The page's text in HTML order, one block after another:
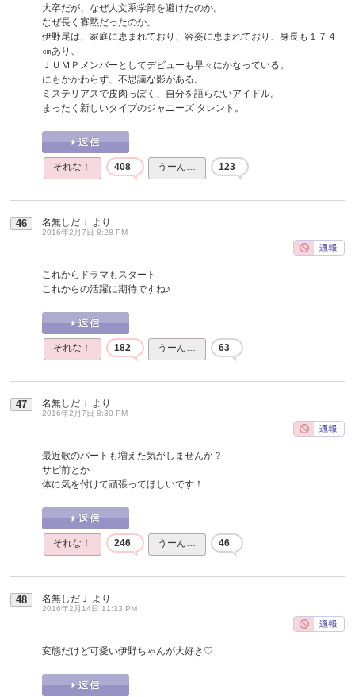
大卒だが、なぜ人文系学部を避けたのか。
なぜ長く寡黙だったのか。
伊野尾は、家庭に恵まれており、容姿に恵まれており、身長も１７４
㎝あり、
ＪＵＭＰメンバーとしてデビューも早々にかなっている。
にもかかわらず、不思議な影がある。
ミステリアスで皮肉っぽく、自分を語らないアイドル。
まったく新しいタイプのジャニーズ タレント。
それな！ 408 うーん… 123
46 名無しだＪ より
2016年2月7日 8:28 PM
これからドラマもスタート
これからの活躍に期待ですね♪
それな！ 182 うーん… 63
47 名無しだＪ より
2016年2月7日 8:30 PM
最近歌のパートも増えた気がしませんか？
サビ前とか
体に気を付けて頑張ってほしいです！
それな！ 246 うーん… 46
48 名無しだＪ より
2016年2月14日 11:33 PM
変態だけど可愛い伊野ちゃんが大好き♡